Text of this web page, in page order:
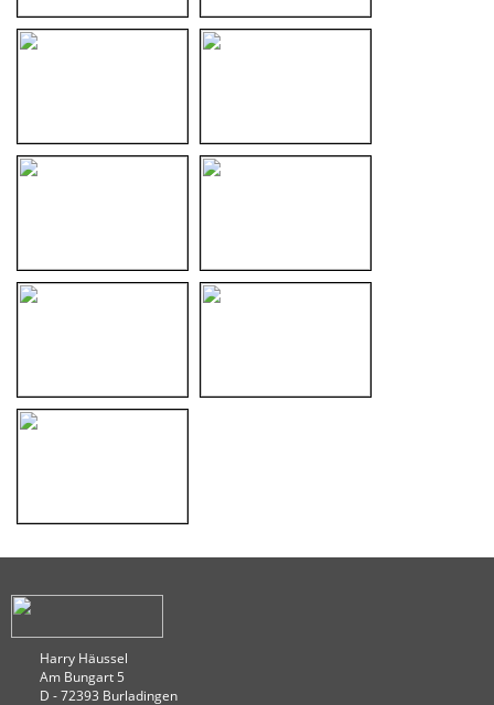
Harry Häussel
Am Bungart 5
D - 72393 Burladingen